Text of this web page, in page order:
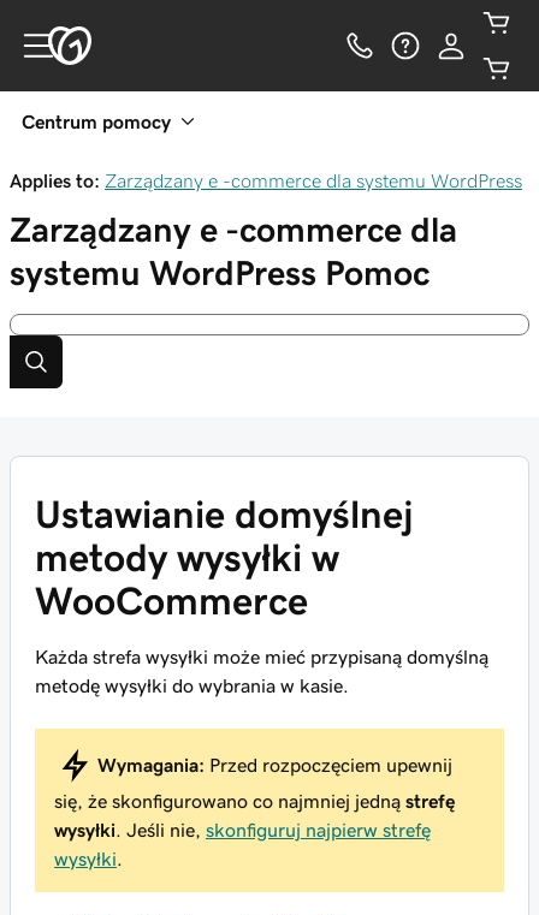
Centrum pomocy
Applies to: Zarządzany e -commerce dla systemu WordPress
Zarządzany e -commerce dla
systemu WordPress Pomoc
Ustawianie domyślnej
metody wysyłki w
WooCommerce
Każda strefa wysyłki może mieć przypisaną domyślną
metodę wysyłki do wybrania w kasie.
Wymagania: Przed rozpoczęciem upewnij
się, że skonfigurowano co najmniej jedną strefę
wysyłki . Jeśli nie, skonfiguruj najpierw strefę
wysyłki